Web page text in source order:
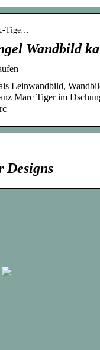
Tige…
Wandbild
Leinwandbild,
Marc Tiger im
Designs